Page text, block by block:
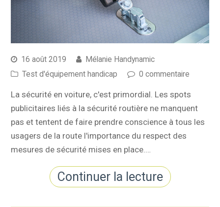
16 août 2019
Mélanie Handynamic
Test d'équipement handicap
0 commentaire
La sécurité en voiture, c'est primordial. Les spots
publicitaires liés à la sécurité routière ne manquent
pas et tentent de faire prendre conscience à tous les
usagers de la route l'importance du respect des
mesures de sécurité mises en place.…
Continuer la lecture